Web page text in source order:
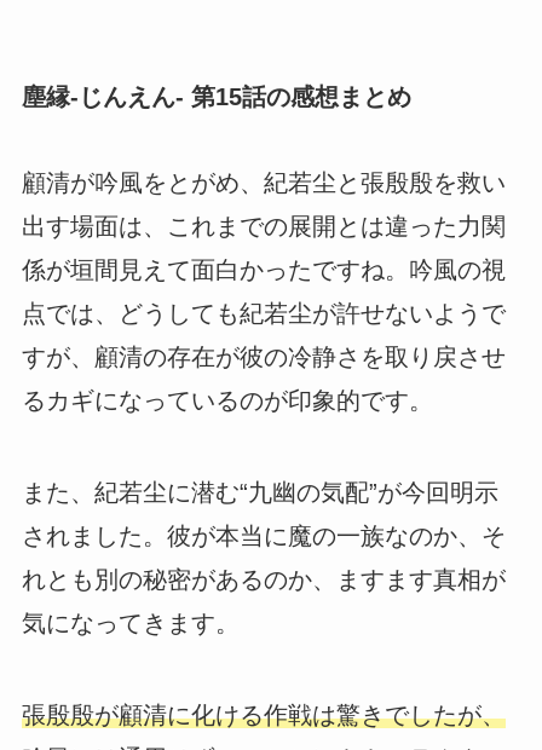
塵縁-じんえん- 第15話の感想まとめ
顧清が吟風をとがめ、紀若尘と張殷殷を救い
出す場面は、これまでの展開とは違った力関
係が垣間見えて面白かったですね。吟風の視
点では、どうしても紀若尘が許せないようで
すが、顧清の存在が彼の冷静さを取り戻させ
るカギになっているのが印象的です。
また、紀若尘に潜む“九幽の気配”が今回明示
されました。彼が本当に魔の一族なのか、そ
れとも別の秘密があるのか、ますます真相が
気になってきます。
張殷殷が顧清に化ける作戦は驚きでしたが、